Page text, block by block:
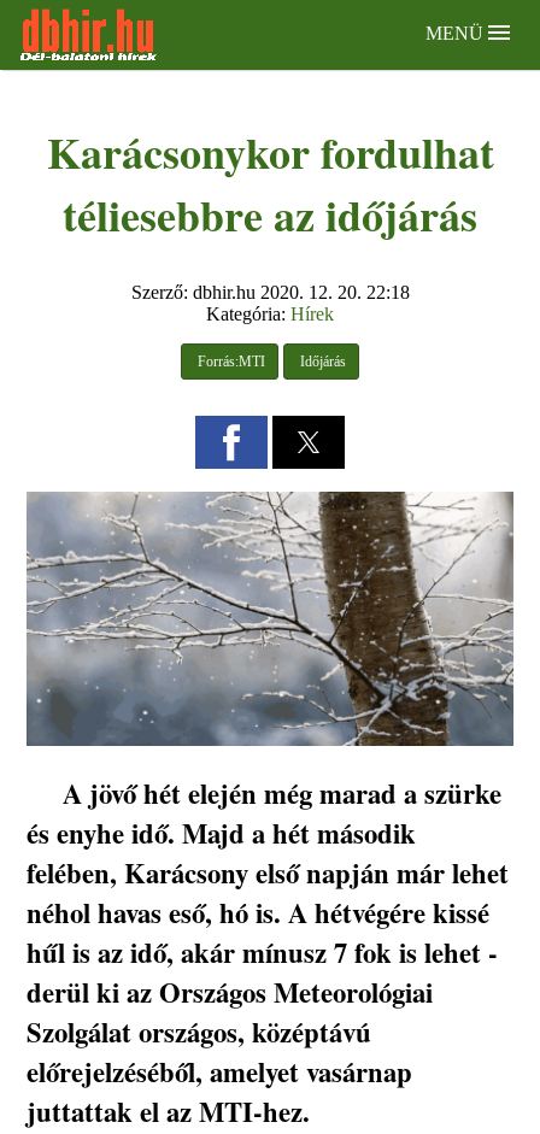
MENÜ
Karácsonykor fordulhat
téliesebbre az időjárás
Szerző: dbhir.hu 2020. 12. 20. 22:18
Kategória: Hírek
Forrás:MTI Időjárás
A jövő hét elején még marad a szürke
és enyhe idő. Majd a hét második
felében, Karácsony első napján már lehet
néhol havas eső, hó is. A hétvégére kissé
hűl is az idő, akár mínusz 7 fok is lehet -
derül ki az Országos Meteorológiai
Szolgálat országos, középtávú
előrejelzéséből, amelyet vasárnap
juttattak el az MTI-hez.